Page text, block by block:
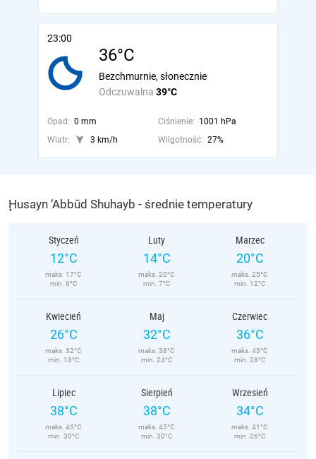
23:00
36°C
Odczuwalna 39°C
Bezchmurnie, słonecznie
Opad: 0 mm Ciśnienie: 1001 hPa
Wiatr:
3 km/h Wilgotność: 27%
Ḩusayn ‘Abbūd Shuhayb - średnie temperatury
Styczeń
12°C
maks. 17°C
min. 6°C
Luty
14°C
maks. 20°C
min. 7°C
Marzec
20°C
maks. 25°C
min. 12°C
Kwiecień
26°C
maks. 32°C
min. 18°C
Maj
32°C
maks. 38°C
min. 24°C
Czerwiec
36°C
maks. 43°C
min. 28°C
Lipiec
38°C
maks. 45°C
min. 30°C
Sierpień
38°C
maks. 45°C
min. 30°C
Wrzesień
34°C
maks. 41°C
min. 26°C